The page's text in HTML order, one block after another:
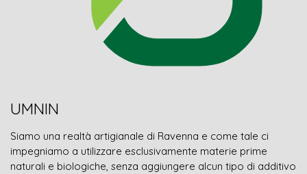
UMNIN
Siamo una realtà artigianale di Ravenna e come tale ci
impegniamo a utilizzare esclusivamente materie prime
naturali e biologiche, senza aggiungere alcun tipo di additivo